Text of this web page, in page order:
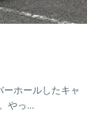
ホールしたキャ
やっ...